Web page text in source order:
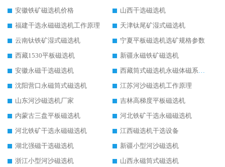
安徽铁矿磁选机价格
山西干选磁选机
福建干选永磁磁选机工作原理
天津钛尾矿湿式磁选机
云南钛铁矿湿式磁选机
宁夏平板磁选机选矿规格参数
西藏1530平板磁选机
新疆永磁铁矿磁选机
安徽永磁干选磁选机
西藏筒式磁选机永磁体磁系设计
沈阳营口永磁筒式磁选机
江苏河沙磁选机工作原理
山东河沙磁选机厂家
吉林高梯度平板磁选机
内蒙古三盘平板磁选机
河北铁矿干选永磁磁选机
河北铁矿干选永磁磁选机
江西磁选机干选设备
湖北强磁干选磁选机
新疆小型河沙磁选机
浙江小型河沙磁选机
山西永磁筒式磁选机